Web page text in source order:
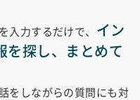
入力するだけで、 イン
を探し、まとめて
をしながらの質問にも対